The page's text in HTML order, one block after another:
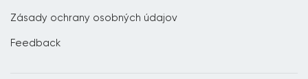
Cyprus
Dánsko
Zásady ochrany osobných údajov
Feedback